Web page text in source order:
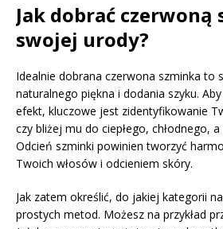
Jak dobrać czerwoną
swojej urody?
Idealnie dobrana czerwona szminka to
naturalnego piękna i dodania szyku.
efekt, kluczowe jest zidentyfikowanie
czy bliżej mu do ciepłego, chłodnego,
Odcień szminki powinien tworzyć
Twoich włosów i odcieniem skóry.
Jak zatem określić, do jakiej kategorii
prostych metod. Możesz na przykład